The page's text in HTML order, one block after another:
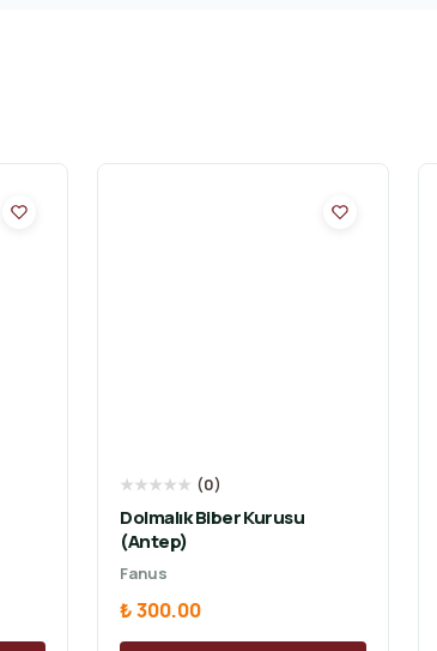
★★★★★ (0)
Dolmalık Biber Kurusu
(Antep)
Fanus
₺ 300.00